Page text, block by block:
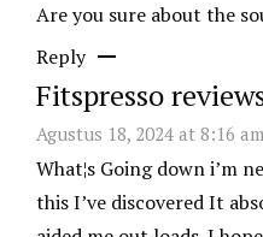
Are you sure about the
Reply
Fitspresso
Agustus 18, 2024 at 8:16 am
What¦s Going down i’m
this I’ve discovered It